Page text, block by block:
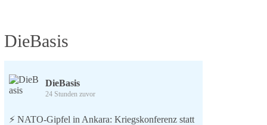
DieBasis
DieBasis
24 Stunden zuvor
⚡️ NATO-Gipfel in Ankara: Kriegskonferenz statt